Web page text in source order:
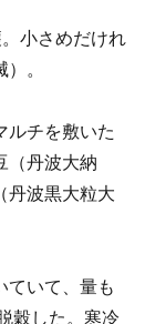
小さめだけれ
。
ルチを敷いた
（丹波大納
丹波黒大粒大
ていて、量も
穀した。寒冷